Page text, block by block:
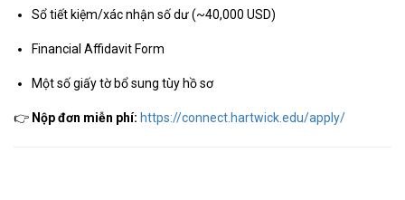
Sổ tiết kiệm/xác nhận số dư (~40,000 USD)
Financial Affidavit Form
Một số giấy tờ bổ sung tùy hồ sơ
👉 Nộp đơn miễn phí: https://connect.hartwick.edu/apply/